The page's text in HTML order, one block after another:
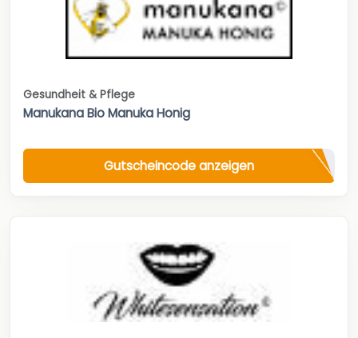
Gesundheit & Pflege
Manukana Bio Manuka Honig
Gutscheincode anzeigen